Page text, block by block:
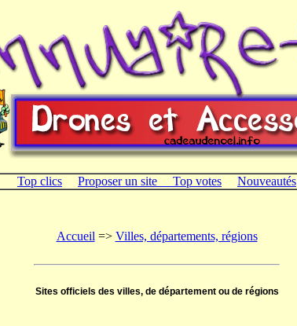
Top clics Proposer un site Top votes Nouveautés
Accueil => Villes, départements, régions
Sites officiels des villes, de département ou de régions